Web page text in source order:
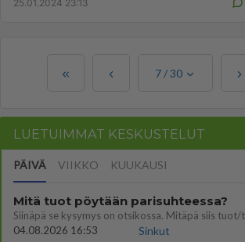
25.01.2024 23:13
7 /30
LUETUIMMAT KESKUSTELUT
PÄIVÄ VIIKKO KUUKAUSI
Mitä tuot pöytään parisuhteessa?
04.08.2026 16:53
Sinkut